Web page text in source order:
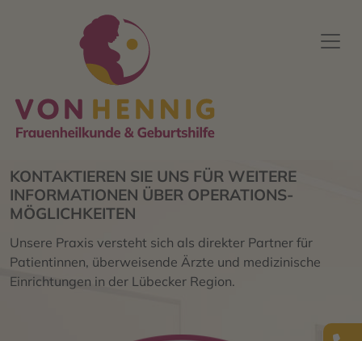
Gynäkologische Operations­möglichkeiten für Lübeck &
KONTAKTIEREN SIE UNS FÜR WEITERE
INFORMATIONEN ÜBER OPERATIONS­
MÖGLICHKEITEN
Unsere Praxis versteht sich als direkter Partner für
Patientinnen, überweisende Ärzte und medizinische
Einrichtungen in der Lübecker Region.